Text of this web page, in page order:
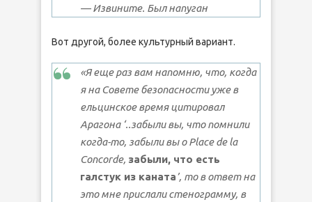
— Извините. Был напуган
Вот другой, более культурный вариант.
«Я еще раз вам напомню, что, когда
я на Совете безопасности уже в
ельцинское время цитировал
Арагона ‘..забыли вы, что помнили
когда-то, забыли вы о Place de la
Concordе, забыли, что есть
галстук из каната’, то в ответ на
это мне прислали стенограмму, в